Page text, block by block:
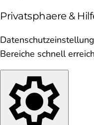
Privatsphaere &
Bereiche schnell